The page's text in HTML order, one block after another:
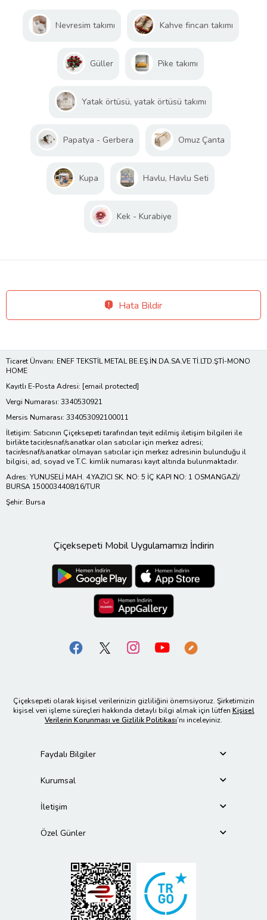
Nevresim takımı Kahve fincan takımı
Güller Pike takımı
Yatak örtüsü, yatak örtüsü takımı
Papatya - Gerbera Omuz Çanta
Kupa Havlu, Havlu Seti
Kek - Kurabiye
Hata Bildir
Ticaret Ünvanı: ENEF TEKSTİL METAL BE.EŞ.İN.DA.SA.VE Tİ.LTD.ŞTİ-MONO
HOME
Kayıtlı E-Posta Adresi: [email protected]
Vergi Numarası: 3340530921
Mersis Numarası: 334053092100011
İletişim: Satıcının Çiçeksepeti tarafından teyit edilmiş iletişim bilgileri ile
birlikte tacir/esnaf/sanatkar olan satıcılar için merkez adresi;
tacir/esnaf/sanatkar olmayan satıcılar için merkez adresinin bulunduğu il
bilgisi, ad, soyad ve T.C. kimlik numarası kayıt altında bulunmaktadır.
Adres: YUNUSELİ MAH. 4.YAZICI SK. NO: 5 İÇ KAPI NO: 1 OSMANGAZİ/
BURSA 1500034408/16/TUR
Şehir: Bursa
Çiçeksepeti Mobil Uygulamamızı İndirin
Çiçeksepeti olarak kişisel verilerinizin gizliliğini önemsiyoruz. Şirketimizin
kişisel veri işleme süreçleri hakkında detaylı bilgi almak için lütfen Kişisel
Verilerin Korunması ve Gizlilik Politikası’nı inceleyiniz.
Faydalı Bilgiler
Kurumsal
İletişim
Özel Günler